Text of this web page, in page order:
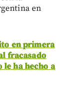
en
en primera
fracasado
le ha hecho a